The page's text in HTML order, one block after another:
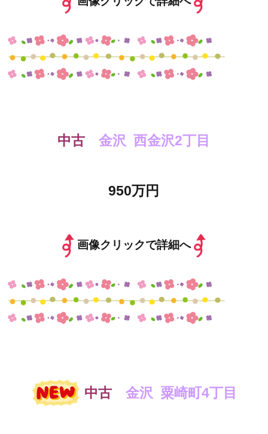
中古 金沢 西金沢2丁目
950万円
画像クリックで詳細へ
中古 金沢 粟崎町4丁目